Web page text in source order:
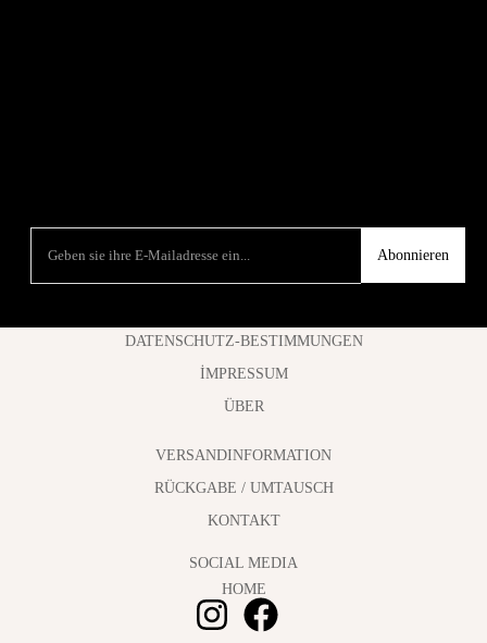
Abonnieren
DATENSCHUTZ-BESTIMMUNGEN
İMPRESSUM
ÜBER
VERSANDINFORMATION
RÜCKGABE / UMTAUSCH
KONTAKT
SOCIAL MEDIA
HOME